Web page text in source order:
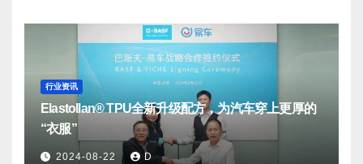
行业资讯
Elastollan® TPU全新升级配方，为汽车穿上更厚的
“衣服”
2024-08-22 D